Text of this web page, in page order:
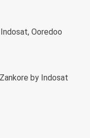
Indosat, Ooredoo
by Indosat